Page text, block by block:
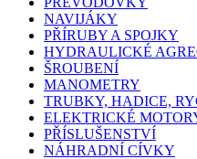
NAVIJÁKY
PŘÍRUBY A SPOJKY
HYDRAULICKÉ
ŠROUBENÍ
MANOMETRY
TRUBKY, HADICE,
ELEKTRICKÉ
PŘÍSLUŠENSTVÍ
NÁHRADNÍ CÍVKY